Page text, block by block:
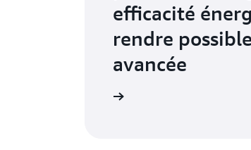
efficacité
rendre
avancée